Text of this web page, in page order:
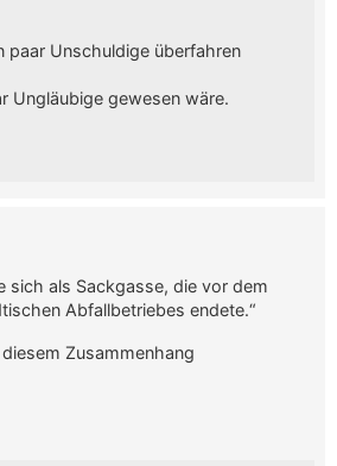
paar Unschuldige überfahren
Ungläubige gewesen wäre.
sich als Sackgasse, die vor dem
Abfallbetriebes endete.“
Zusammenhang